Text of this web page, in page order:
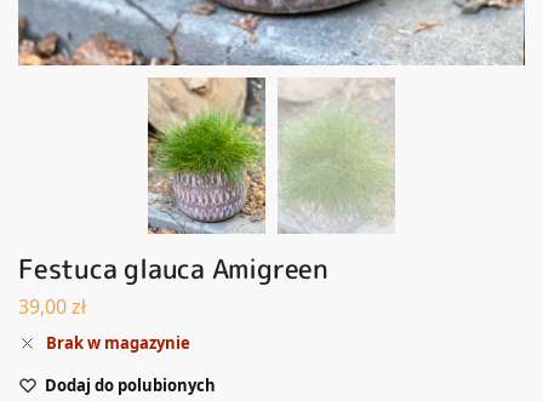
Festuca glauca Amigreen
39,00zł
Brak w magazynie
Dodaj do polubionych